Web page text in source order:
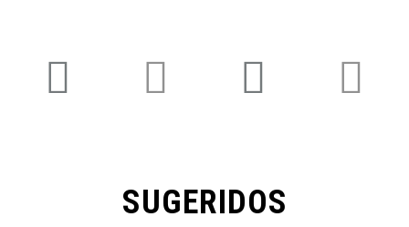
SUGERIDOS